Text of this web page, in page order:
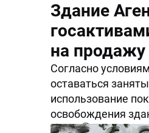
Здание
на продажу
Согласно
оставаться
использование
освобождения
2000 1